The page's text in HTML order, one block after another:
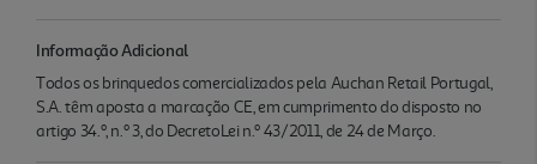
Informação Adicional
Todos os brinquedos comercializados pela Auchan Retail Portugal,
S.A. têm aposta a marcação CE, em cumprimento do disposto no
artigo 34.º, n.º 3, do DecretoLei n.º 43/2011, de 24 de Março.